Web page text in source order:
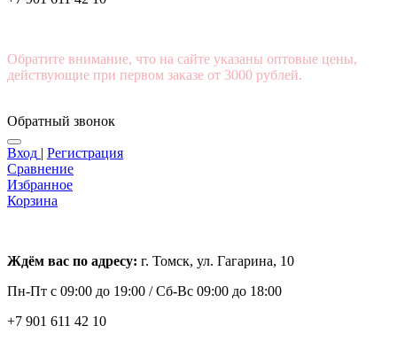
Обратите внимание, что на сайте указаны оптовые цены,
действующие при первом заказе от 3000 рублей.
Обратный звонок
Вход | Регистрация
Сравнение
Избранное
Корзина
Ждём вас по адресу: г. Томск, ул. Гагарина, 10
Пн-Пт с 09:00 до 19:00 /Сб-Вс 09:00 до 18:00
+7 901 611 42 10